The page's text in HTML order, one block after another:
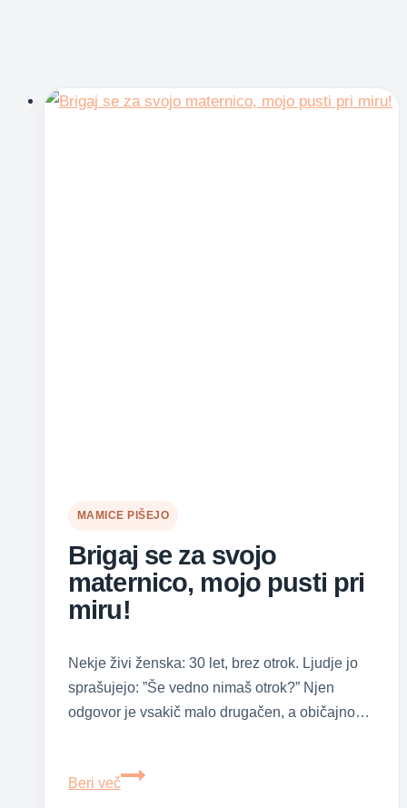
MAMICE PIŠEJO
Brigaj se za svojo
maternico, mojo pusti pri
miru!
Nekje živi ženska: 30 let, brez otrok. Ljudje jo
sprašujejo: ”Še vedno nimaš otrok?” Njen
odgovor je vsakič malo drugačen, a običajno…
Beri več
Brigaj